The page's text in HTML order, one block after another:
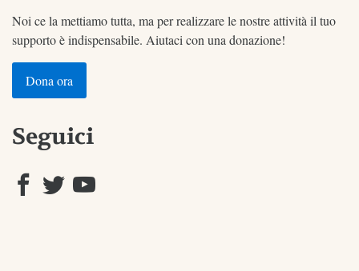
Noi ce la mettiamo tutta, ma per realizzare le nostre attività il tuo
supporto è indispensabile. Aiutaci con una donazione!
Dona ora
Seguici